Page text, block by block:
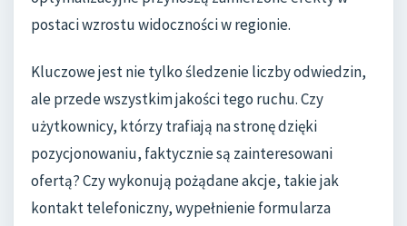
postaci wzrostu widoczności w regionie.
Kluczowe jest nie tylko śledzenie liczby odwiedzin,
ale przede wszystkim jakości tego ruchu. Czy
użytkownicy, którzy trafiają na stronę dzięki
pozycjonowaniu, faktycznie są zainteresowani
ofertą? Czy wykonują pożądane akcje, takie jak
kontakt telefoniczny, wypełnienie formularza